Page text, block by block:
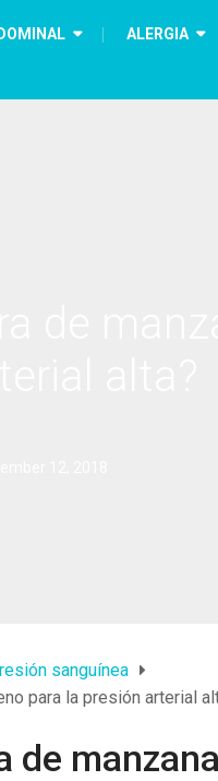
ALERGIA
sanguínea
para la presión arterial
de